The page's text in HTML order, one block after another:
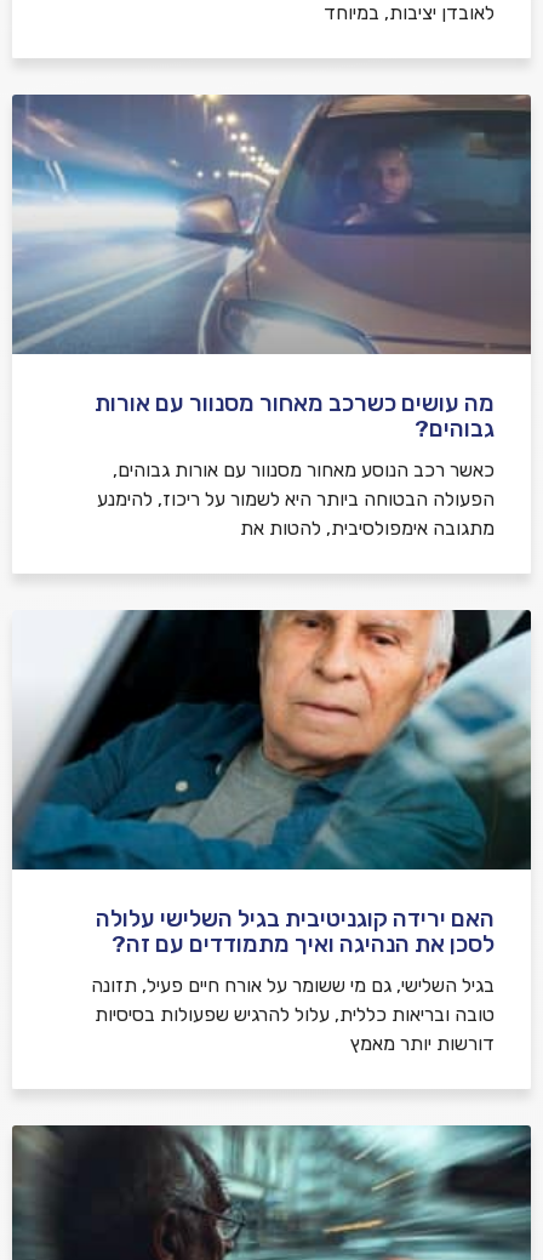
לאובדן יציבות, במיוחד
מה עושים כשרכב מאחור מסנוור עם אורות
גבוהים?
כאשר רכב הנוסע מאחור מסנוור עם אורות גבוהים,
הפעולה הבטוחה ביותר היא לשמור על ריכוז, להימנע
מתגובה אימפולסיבית, להטות את
האם ירידה קוגניטיבית בגיל השלישי עלולה
לסכן את הנהיגה ואיך מתמודדים עם זה?
בגיל השלישי, גם מי ששומר על אורח חיים פעיל, תזונה
טובה ובריאות כללית, עלול להרגיש שפעולות בסיסיות
דורשות יותר מאמץ